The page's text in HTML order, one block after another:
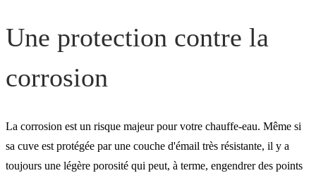
Une protection contre la
corrosion
La corrosion est un risque majeur pour votre chauffe-eau. Même si
sa cuve est protégée par une couche d'émail très résistante, il y a
toujours une légère porosité qui peut, à terme, engendrer des points